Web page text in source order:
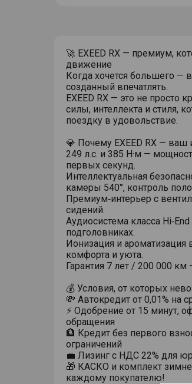
🚀 EXEED RX — премиум,
движение
Когда хочется большего —
созданный впечатлять.
EXEED RX — это не просто
силы, интеллекта и стиля,
поездку в удовольствие.
💎 Почему EXEED RX —
249 л.с. и 385 Н·м —
первых секунд.
Интеллектуальная
камеры 540°, контроль
Премиум‑интерьер с
сидений.
Аудиосистема класса
подголовниках.
Ионизация и ароматизация
комфорта и уюта.
Гарантия 7 лет / 200 000 км
💰 Условия, от которых
💸 Автокредит от 0,01% на
⚡ Одобрение от 15 минут,
обращения
🏦 Кредит без первого
ограничений
💼 Лизинг с НДС 22% для
🎁 КАСКО и комплект
каждому покупателю!